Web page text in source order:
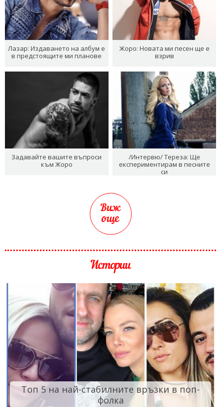
Лазар: Издаването на албум е
в предстоящите ми планове
Жоро: Новата ми песен ще е
взрив
Задавайте вашите въпроси
към Жоро
/Интервю/ Тереза: Ще
експериментирам в песните
си
Виж
още
Истории
Топ 5 на най-стабилните връзки в поп-
фолка